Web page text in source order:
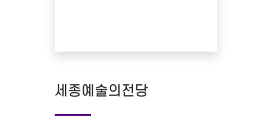
세종예술의전당